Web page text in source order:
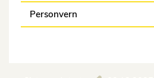
Personvern